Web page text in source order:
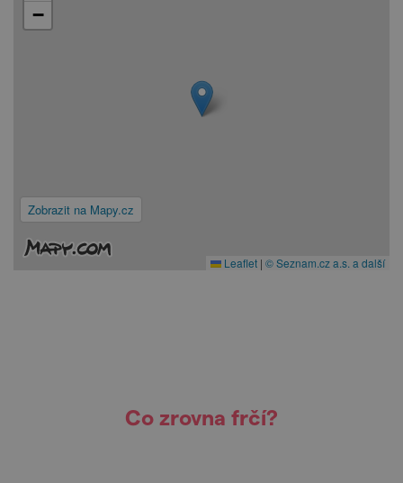
Zobrazit na Mapy.cz
−
Leaflet | © Seznam.cz a.s. a další
Co zrovna frčí?